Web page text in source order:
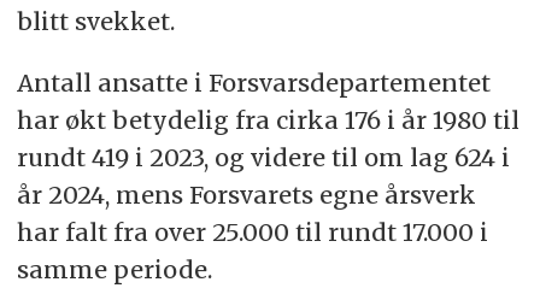
blitt svekket.
Antall ansatte i Forsvarsdepartementet
har økt betydelig fra cirka 176 i år 1980 til
rundt 419 i 2023, og videre til om lag 624 i
år 2024, mens Forsvarets egne årsverk
har falt fra over 25.000 til rundt 17.000 i
samme periode.